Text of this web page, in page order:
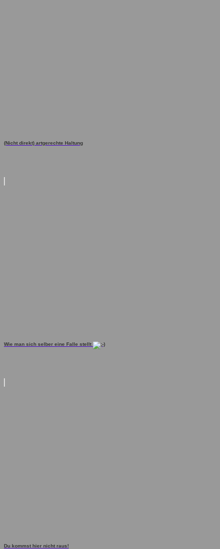
(Nicht direkt) artgerechte Haltung
Wie man sich selber eine Falle stellt
Du kommst hier nicht raus!